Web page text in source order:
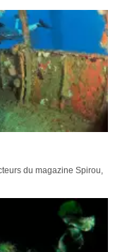
du magazine Spirou,